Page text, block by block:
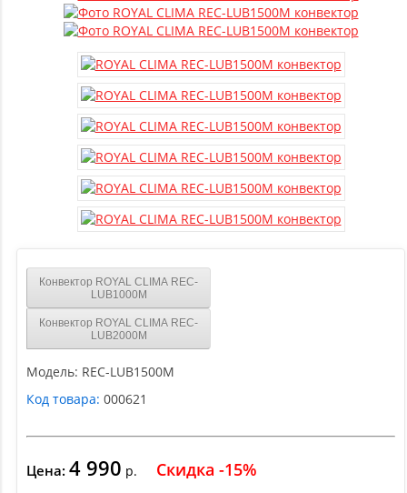
Конвектор ROYAL CLIMA REC-
LUB1000M
Конвектор ROYAL CLIMA REC-
LUB2000M
Модель: REC-LUB1500M
Код товара: 000621
Цена: 4 990 р. Скидка -15%